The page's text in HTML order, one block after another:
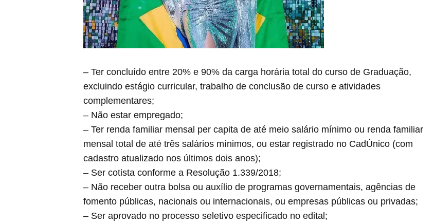
– Ter concluído entre 20% e 90% da carga horária total do curso de Graduação,
excluindo estágio curricular, trabalho de conclusão de curso e atividades
complementares;
– Não estar empregado;
– Ter renda familiar mensal per capita de até meio salário mínimo ou renda familiar
mensal total de até três salários mínimos, ou estar registrado no CadÚnico (com
cadastro atualizado nos últimos dois anos);
– Ser cotista conforme a Resolução 1.339/2018;
– Não receber outra bolsa ou auxílio de programas governamentais, agências de
fomento públicas, nacionais ou internacionais, ou empresas públicas ou privadas;
– Ser aprovado no processo seletivo especificado no edital;